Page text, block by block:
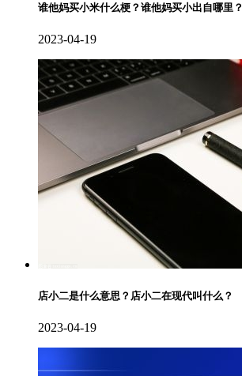
谁他妈买小米什么梗？谁他妈买小出自哪里？
2023-04-19
店小二是什么意思？店小二在现代叫什么？
2023-04-19